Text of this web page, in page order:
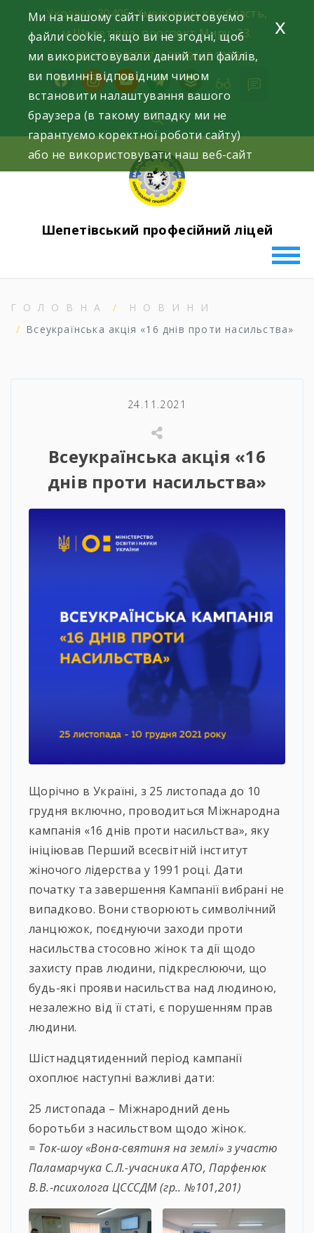
content
Україна, 30405, Хмельницька область,
м.Шепетівка, проспект Миру, 23.
+380963740577, +380966512964
facebookinstagramyoutubetelegram
buffer
Шепетівський професійний ліцей
ГОЛОВНА
НОВИНИ
Всеукраїнська акція «16 днів проти насильства»
24.11.2021
Всеукраїнська акція «16
днів проти насильства»
Щорічно в Україні, з 25 листопада до 10
грудня включно, проводиться Міжнародна
кампанія «16 днів проти насильства», яку
ініціював Перший всесвітній інститут
жіночого лідерства у 1991 році. Дати
початку та завершення Кампанії вибрані не
випадково. Вони створюють символічний
ланцюжок, поєднуючи заходи проти
насильства стосовно жінок та дії щодо
захисту прав людини, підкреслюючи, що
будь-які прояви насильства над людиною,
незалежно від її статі, є порушенням прав
людини.
Шістнадцятиденний період кампанії
охоплює наступні важливі дати:
25 листопада – Міжнародний день
боротьби з насильством щодо жінок.
= Ток-шоу «Вона-святиня на землі» з участю
Паламарчука С.Л.-учасника АТО, Парфенюк
В.В.-психолога ЦСССДМ (гр.. №101,201)
Ми на нашому сайті використовуємо
файли cookie, якщо ви не згодні, щоб
ми використовували даний тип файлів,
ви повинні відповідним чином
встановити налаштування вашого
браузера (в такому випадку ми не
гарантуємо коректної роботи сайту)
або не використовувати наш веб-сайт
x